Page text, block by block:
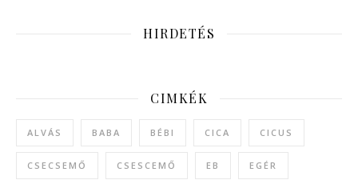
HIRDETÉS
CIMKÉK
ALVÁS BABA BÉBI CICA CICUS
CSECSEMŐ CSESCEMŐ EB EGÉR